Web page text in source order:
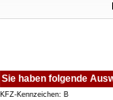
Sie haben folgende
KFZ-Kennzeichen: B